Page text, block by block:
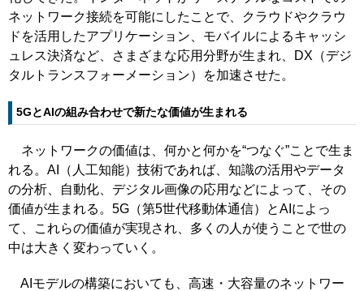
ネットワーク接続を可能にしたことで、クラウドやクラウ
ドを活用したアプリケーション、モバイルによるキャッシ
ュレス決済など、さまざまな応用分野が生まれ、DX（デジ
タルトランスフォーメーション）を加速させた。
5GとAIの組み合わせで新たな価値が生まれる
ネットワークの価値は、何かと何かを“つなぐ”ことで生ま
れる。AI（人工知能）技術であれば、知識の活用やデータ
の分析、自動化、デジタル画像の応用などによって、その
価値が生まれる。5G（第5世代移動体通信）とAIによっ
て、これらの価値が実現され、多くの人が使うことで世の
中は大きく変わっていく。
AIモデルの構築においても、高速・大容量のネットワー